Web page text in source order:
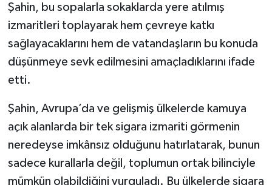
Şahin, bu sopalarla sokaklarda yere atılmış
izmaritleri toplayarak hem çevreye katkı
sağlayacaklarını hem de vatandaşların bu konuda
düşünmeye sevk edilmesini amaçladıklarını ifade
etti.
Şahin, Avrupa’da ve gelişmiş ülkelerde kamuya
açık alanlarda bir tek sigara izmariti görmenin
neredeyse imkânsız olduğunu hatırlatarak, bunun
sadece kurallarla değil, toplumun ortak bilinciyle
mümkün olabildiğini vurguladı. Bu ülkelerde sigara